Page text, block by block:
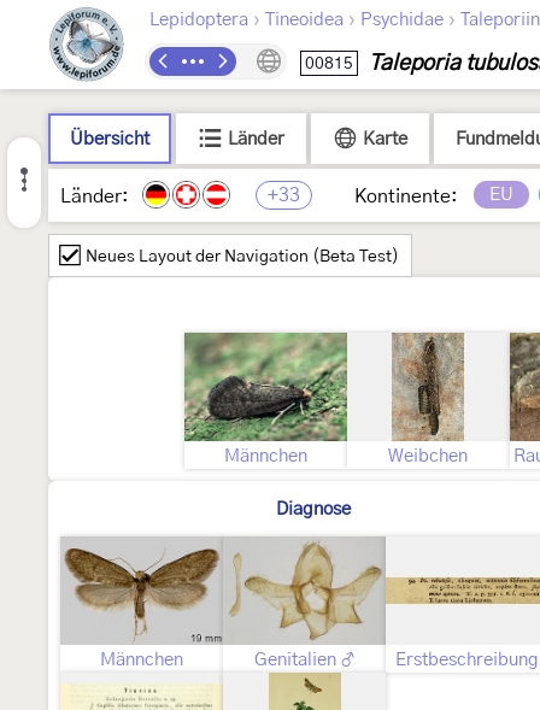
Lepidoptera › Tineoidea › Psychidae ›
00815 Taleporia
Übersicht Länder Karte
Länder: +33 Kontinente: EU
Neues Layout der Navigation (Beta Test)
Männchen Weibchen
Diagnose
Männchen Genitalien ♂ Erstbeschreibung